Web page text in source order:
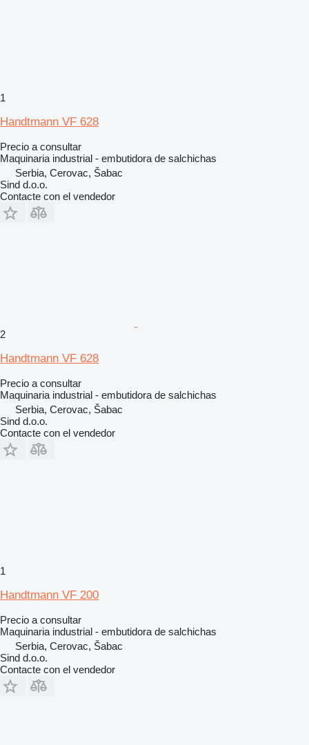
1
Handtmann VF 628
Precio a consultar
Maquinaria industrial - embutidora de salchichas
Serbia, Cerovac, Šabac
Sind d.o.o.
Contacte con el vendedor
2
Handtmann VF 628
Precio a consultar
Maquinaria industrial - embutidora de salchichas
Serbia, Cerovac, Šabac
Sind d.o.o.
Contacte con el vendedor
1
Handtmann VF 200
Precio a consultar
Maquinaria industrial - embutidora de salchichas
Serbia, Cerovac, Šabac
Sind d.o.o.
Contacte con el vendedor